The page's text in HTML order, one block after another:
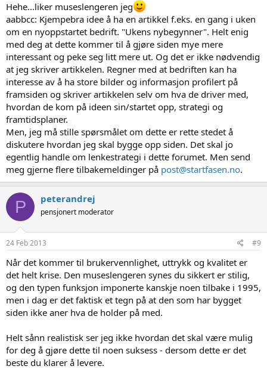
Hehe...liker museslengeren jeg
aabbcc: Kjempebra idee å ha en artikkel f.eks. en gang i uken
om en nyoppstartet bedrift. "Ukens nybegynner". Helt enig
med deg at dette kommer til å gjøre siden mye mere
interessant og peke seg litt mere ut. Og det er ikke nødvendig
at jeg skriver artikkelen. Regner med at bedriften kan ha
interesse av å ha store bilder og informasjon profilert på
framsiden og skriver artikkelen selv om hva de driver med,
hvordan de kom på ideen sin/startet opp, strategi og
framtidsplaner.
Men, jeg må stille spørsmålet om dette er rette stedet å
diskutere hvordan jeg skal bygge opp siden. Det skal jo
egentlig handle om lenkestrategi i dette forumet. Men send
meg gjerne flere tilbakemeldinger på post@startfasen.no.
P peterandrej
pensjonert moderator
24 Feb 2013 #9
Når det kommer til brukervennlighet, uttrykk og kvalitet er
det helt krise. Den museslengeren synes du sikkert er stilig,
og den typen funksjon imponerte kanskje noen tilbake i 1995,
men i dag er det faktisk et tegn på at den som har bygget
siden ikke aner hva de holder på med.
Helt sånn realistisk ser jeg ikke hvordan det skal være mulig
for deg å gjøre dette til noen suksess - dersom dette er det
beste du klarer å levere.